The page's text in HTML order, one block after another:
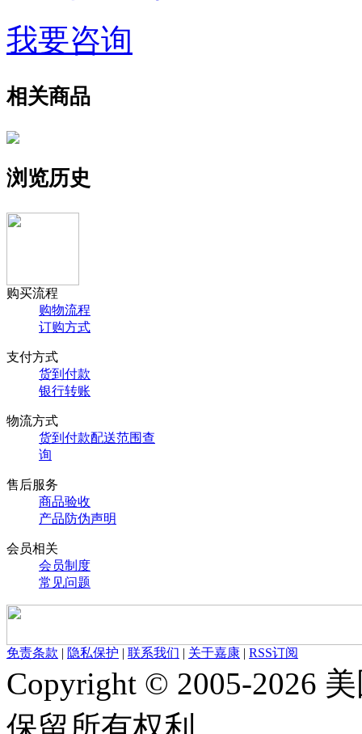
我要咨询
相关商品
浏览历史
购买流程
购物流程
订购方式
支付方式
货到付款
银行转账
物流方式
货到付款配送范围查
询
售后服务
商品验收
产品防伪声明
会员相关
会员制度
常见问题
免责条款 | 隐私保护 | 联系我们 | 关于嘉康 | RSS订阅
Copyright © 2005-2026
保留所有权利。